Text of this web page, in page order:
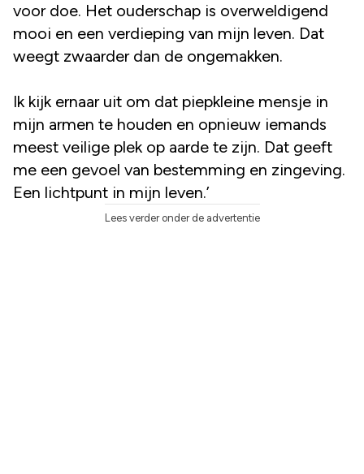
voor doe. Het ouderschap is overweldigend
mooi en een verdieping van mijn leven. Dat
weegt zwaarder dan de ongemakken.
Ik kijk ernaar uit om dat piepkleine mensje in
mijn armen te houden en opnieuw iemands
meest veilige plek op aarde te zijn. Dat geeft
me een gevoel van bestemming en zingeving.
Een lichtpunt in mijn leven.’
Lees verder onder de advertentie